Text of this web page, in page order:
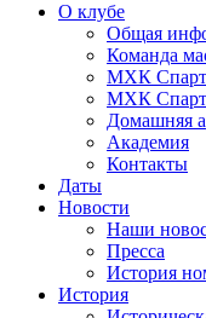
О клубе
Общая
Команда
МХК
МХК
Домашняя
Академия
Контакты
Даты
Новости
Наши
Пресса
История
История